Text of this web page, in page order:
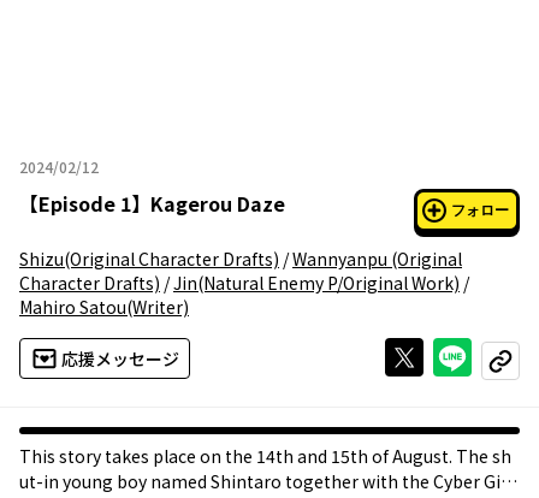
2024/02/12
2024年02月12日
【Episode 1】 Kagerou Daze フォロー
Shizu(Original Character Drafts) /Wannyanpu (Original
Character Drafts) /Jin(Natural Enemy P/Original Work) /
Mahiro Satou(Writer)
応援メッセージ Xで投稿する
ライン
コピー
This story takes place on the 14th and 15th of August. The sh
ut-in young boy named Shintaro together with the Cyber Girl